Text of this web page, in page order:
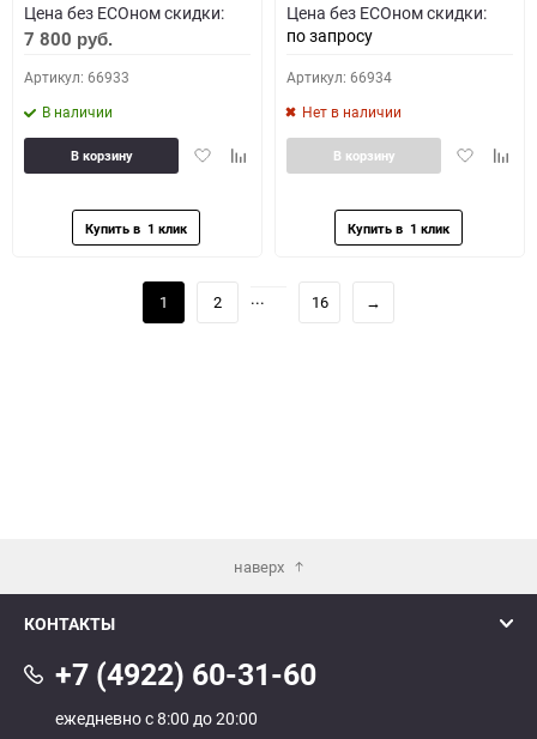
Цена без ECOном скидки:
7 800 руб.
Артикул: 66933
В наличии
ДобавитьДобавить
В корзину
Цена без ECOном скидки:
по запросу
Артикул: 66934
Нет в наличии
Добавить
В корзину
1 2 ... 16 →
наверх
КОНТАКТЫ
+7 (4922) 60-31-60
ежедневно с 8:00 до 20:00